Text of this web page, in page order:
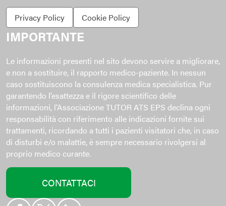
Privacy Policy Cookie Policy
IMPORTANTE
Le informazioni presenti nel sito devono servire a migliorare,
e non a sostituire, il rapporto medico-paziente. In nessun
caso sostituiscono la consulenza medica specialistica. Pur
garantendo l’esattezza e il rigore scientifico delle
informazioni, l’Associazione TUTOR ATS EPS declina ogni
responsabilità con riferimento alle indicazioni fornite sui
trattamenti, ricordando a tutti i pazienti visitatori che, in caso
di disturbi e/o malattie, è sempre necessario rivolgersi al
proprio medico curante.
CONTATTACI